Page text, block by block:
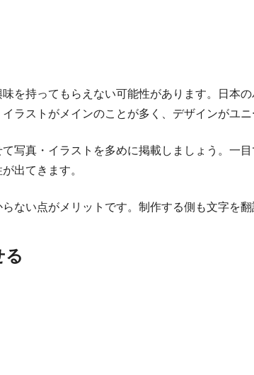
を持ってもらえない可能性があります。日本
ラストがメインのことが多く、デザインがユニ
写真・イラストを多めに掲載しましょう。一
出てきます。
ない点がメリットです。制作する側も文字を翻
る